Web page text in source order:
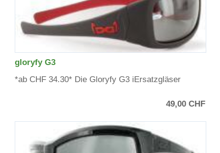
gloryfy G3
*ab CHF 34.30* Die Gloryfy G3 iErsatzgläser
49,00 CHF